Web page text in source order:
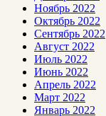
Ноябрь 2022
Октябрь 2022
Сентябрь 2022
Август 2022
Июль 2022
Июнь 2022
Апрель 2022
Март 2022
Январь 2022